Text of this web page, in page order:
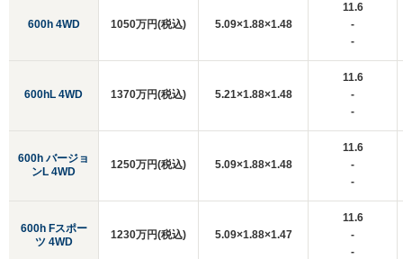
600h 4WD
600hL 4WD
600h バージョ
ンL 4WD
600h Fスポー
ツ 4WD
1050万円(税込) 5.09×1.88×1.48
11.6
-
-
1370万円(税込) 5.21×1.88×1.48
11.6
-
-
1250万円(税込) 5.09×1.88×1.48
11.6
-
-
1230万円(税込) 5.09×1.88×1.47
11.6
-
-